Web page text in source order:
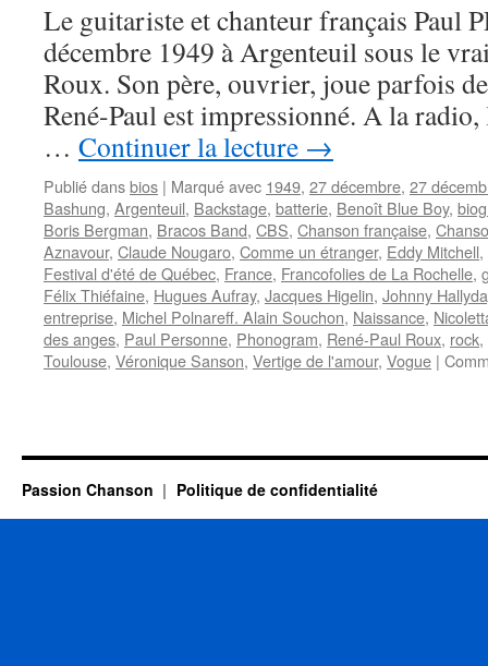
Le guitariste et chanteur français Paul
décembre 1949 à Argenteuil sous le
Roux. Son père, ouvrier, joue parfois
René-Paul est impressionné. A la
… Continuer la lecture →
Publié dansbios | Marqué avec 1949, 27 décembre, 27
Bashung, Argenteuil, Backstage, batterie, Benoît Blue Boy,
Boris Bergman, Bracos Band, CBS, Chanson française,
Aznavour, Claude Nougaro, Comme un étranger, Eddy Mitchell,
Festival d'été de Québec, France, Francofolies de La Rochelle,
Félix Thiéfaine, Hugues Aufray, Jacques Higelin, Johnny
entreprise, Michel Polnareff. Alain Souchon, Naissance,
des anges, Paul Personne, Phonogram, René-Paul Roux, rock,
Toulouse, Véronique Sanson, Vertige de l'amour, Vogue |
Passion Chanson Politique de confidentialité